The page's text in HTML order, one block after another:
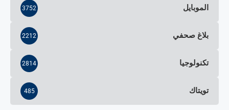
الموبايل 3752
بلاغ صحفي 2212
تكنولوجيا 2814
تويتاك 485